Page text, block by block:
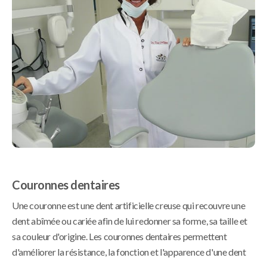
Couronnes dentaires
Une couronne est une dent artificielle creuse qui recouvre une
dent abîmée ou cariée afin de lui redonner sa forme, sa taille et
sa couleur d'origine. Les couronnes dentaires permettent
d'améliorer la résistance, la fonction et l'apparence d'une dent